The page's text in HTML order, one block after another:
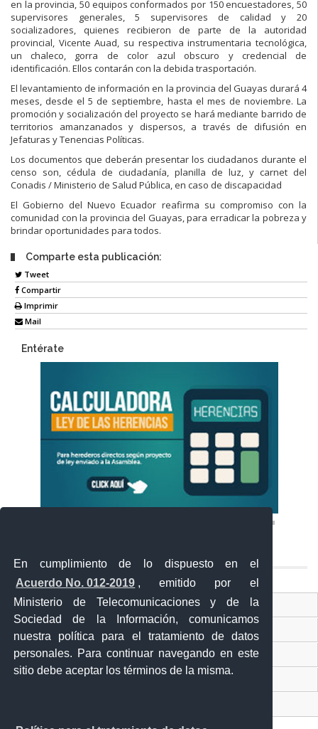
En cumplimiento de lo dispuesto en el
Acuerdo No. 012-2019 , emitido por el
Ministerio de Telecomunicaciones y de la
Sociedad de la Información, comunicamos
nuestra política para el tratamiento de datos
personales. Para continuar navegando en este
sitio debe aceptar los términos de la misma.
en la provincia, 50 equipos conformados por 150 encuestadores, 50
supervisores generales, 5 supervisores de calidad y 20
socializadores, quienes recibieron de parte de la autoridad
provincial, Vicente Auad, su respectiva instrumentaria tecnológica,
un chaleco, gorra de color azul obscuro y credencial de
identificación. Ellos contarán con la debida trasportación.
El levantamiento de información en la provincia del Guayas durará 4
meses, desde el 5 de septiembre, hasta el mes de noviembre. La
promoción y socialización del proyecto se hará mediante barrido de
territorios amanzanados y dispersos, a través de difusión en
Jefaturas y Tenencias Políticas.
Los documentos que deberán presentar los ciudadanos durante el
censo son, cédula de ciudadanía, planilla de luz, y carnet del
Conadis / Ministerio de Salud Pública, en caso de discapacidad
El Gobierno del Nuevo Ecuador reafirma su compromiso con la
comunidad con la provincia del Guayas, para erradicar la pobreza y
brindar oportunidades para todos.
Comparte esta publicación:
Tweet
Compartir
Imprimir
Mail
Entérate
Ventanilla Única Virtual
Ventanilla Única de Comercio Exterior
Gobierno Abierto